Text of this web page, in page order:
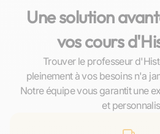
Une solution
vos cours
Trouver le professeur
pleinement à vos besoins n'a
Notre équipe vous garantit une
et